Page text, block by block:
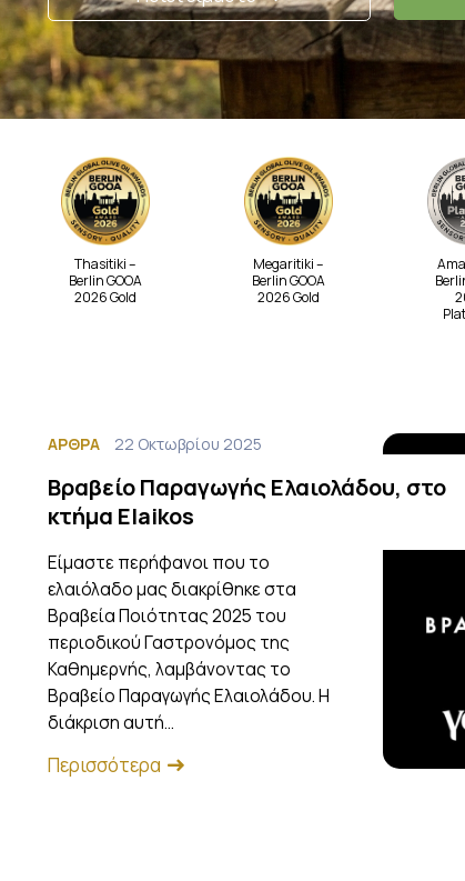
Thasitiki –
Berlin GOOA
2026 Gold
Megaritiki –
Berlin GOOA
2026 Gold
ΆΡΘΡΑ 22 Οκτωβρίου 2025
Βραβείο Παραγωγής Ελαιολάδου, στο
κτήμα Elaikos
Είμαστε περήφανοι που το
ελαιόλαδο μας διακρίθηκε στα
Βραβεία Ποιότητας 2025 του
περιοδικού Γαστρονόμος της
Καθημερνής, λαμβάνοντας το
Βραβείο Παραγωγής Ελαιολάδου. Η
διάκριση αυτή…
Περισσότερα